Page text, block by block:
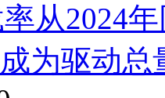
从2024
为驱动